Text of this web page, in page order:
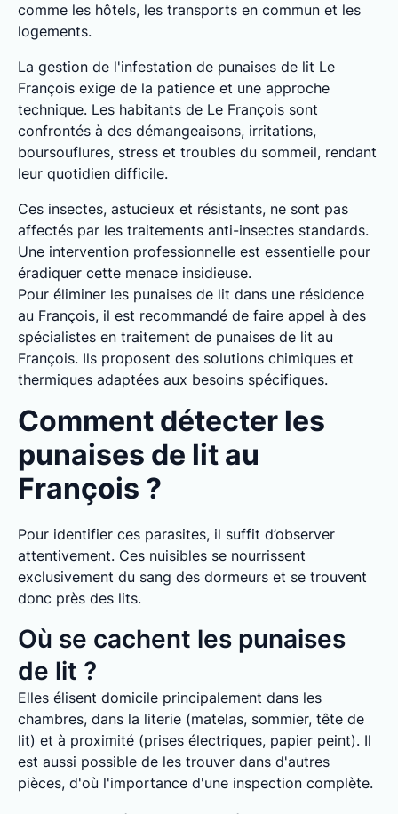
comme les hôtels, les transports en commun et les
logements.
La gestion de l'infestation de punaises de lit Le
François exige de la patience et une approche
technique. Les habitants de Le François sont
confrontés à des démangeaisons, irritations,
boursouflures, stress et troubles du sommeil, rendant
leur quotidien difficile.
Ces insectes, astucieux et résistants, ne sont pas
affectés par les traitements anti-insectes standards.
Une intervention professionnelle est essentielle pour
éradiquer cette menace insidieuse.
Pour éliminer les punaises de lit dans une résidence
au François, il est recommandé de faire appel à des
spécialistes en traitement de punaises de lit au
François. Ils proposent des solutions chimiques et
thermiques adaptées aux besoins spécifiques.
Comment détecter les
punaises de lit au
François ?
Pour identifier ces parasites, il suffit d’observer
attentivement. Ces nuisibles se nourrissent
exclusivement du sang des dormeurs et se trouvent
donc près des lits.
Où se cachent les punaises
de lit ?
Elles élisent domicile principalement dans les
chambres, dans la literie (matelas, sommier, tête de
lit) et à proximité (prises électriques, papier peint). Il
est aussi possible de les trouver dans d'autres
pièces, d'où l'importance d'une inspection complète.